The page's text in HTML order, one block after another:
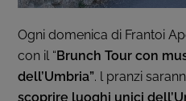
Ogni domenica di Frantoi
con il “ Brunch Tour con
dell’Umbria”. l pranzi
scoprire luoghi unici